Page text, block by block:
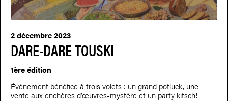
DARE-DARE TOUSKI
2 décembre 2023
1ère édition
Événement bénéfice à trois volets : un grand potluck, une
vente aux enchères d’œuvres-mystère et un party kitsch!